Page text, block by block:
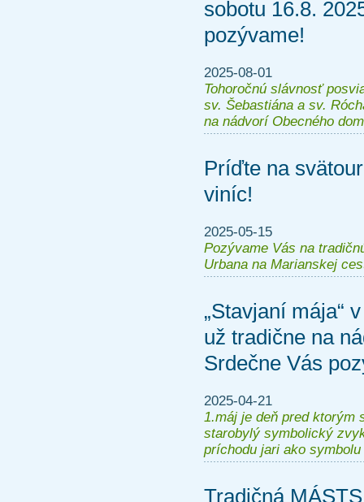
sobotu 16.8.
pozývame!
2025-08-01
Tohoročnú slávnosť
sv. Šebastiána a sv.
na nádvorí Obecného
Príďte na
viníc!
2025-05-15
Pozývame Vás na
Urbana na Marianskej
„Stavjaní mája“
už tradične na
Srdečne Vás
2025-04-21
1.máj je deň pred ktorým
starobylý symbolický
príchodu jari ako
Tradičná